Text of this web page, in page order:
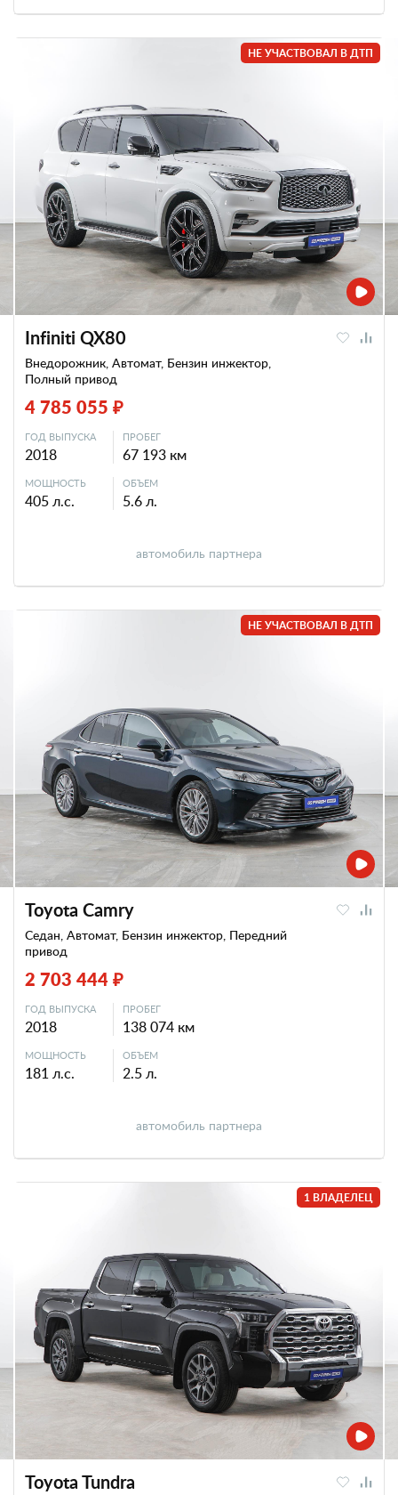
НЕ УЧАСТВОВАЛ В ДТП
Infiniti QX80
Внедорожник, Автомат, Бензин инжектор,
Полный привод
4 785 055 ₽
ГОД ВЫПУСКА
2018
ПРОБЕГ
67 193 км
МОЩНОСТЬ
405 л.с.
ОБЪЕМ
5.6 л.
автомобиль партнера
НЕ УЧАСТВОВАЛ В ДТП
Toyota Camry
Седан, Автомат, Бензин инжектор, Передний
привод
2 703 444 ₽
ГОД ВЫПУСКА
2018
ПРОБЕГ
138 074 км
МОЩНОСТЬ
181 л.с.
ОБЪЕМ
2.5 л.
автомобиль партнера
1 ВЛАДЕЛЕЦ
Toyota Tundra